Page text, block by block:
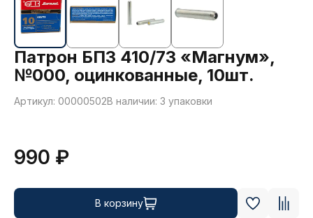
Патрон БПЗ 410/73 «Магнум»,
№000, оцинкованные, 10шт.
Артикул: 00000502В наличии: 3 упаковки
990 ₽
В корзину